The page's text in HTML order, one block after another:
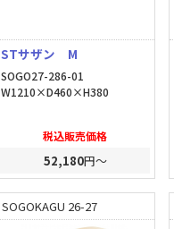
STサザン M
SOGO27-286-01
W1210×D460×H380
税込販売価格
52,180円～
SOGOKAGU 26-27